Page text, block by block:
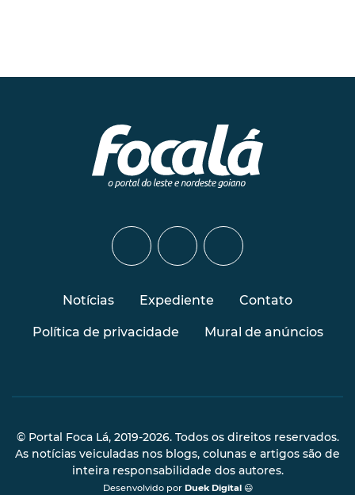
Notícias Expediente Contato
Política de privacidade Mural de anúncios
© Portal Foca Lá, 2019-2026. Todos os direitos reservados.
As notícias veiculadas nos blogs, colunas e artigos são de
inteira responsabilidade dos autores.
Desenvolvido por Duek Digital😃